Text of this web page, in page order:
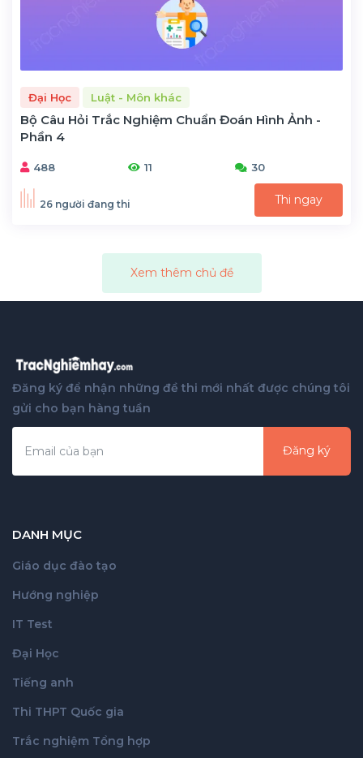
Đại Học Luật - Môn khác
Bộ Câu Hỏi Trắc Nghiệm Chuẩn Đoán Hình Ảnh -
Phần 4
488 11 30
26 người đang thi Thi ngay
Xem thêm chủ đề
Đăng ký để nhận những đề thi mới nhất được chúng tôi
gửi cho bạn hàng tuần
Đăng ký
DANH MỤC
Giáo dục đào tạo
Hướng nghiệp
IT Test
Đại Học
Tiếng anh
Thi THPT Quốc gia
Trắc nghiệm Tổng hợp